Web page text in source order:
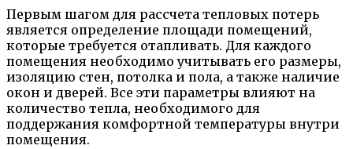
Первым шагом для рассчета тепловых потерь
является определение площади помещений,
которые требуется отапливать. Для каждого
помещения необходимо учитывать его размеры,
изоляцию стен, потолка и пола, а также наличие
окон и дверей. Все эти параметры влияют на
количество тепла, необходимого для
поддержания комфортной температуры внутри
помещения.